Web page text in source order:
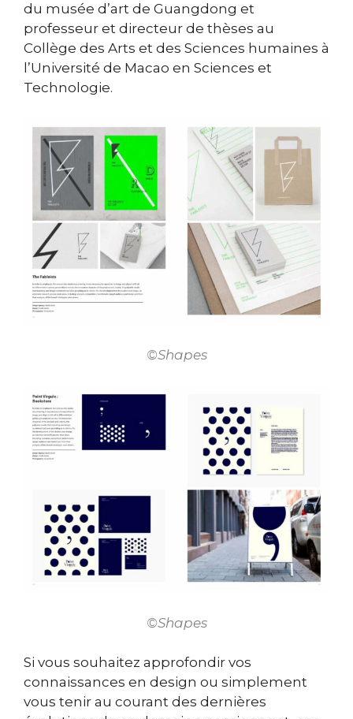
du musée d’art de Guangdong et
professeur et directeur de thèses au
Collège des Arts et des Sciences humaines à
l’Université de Macao en Sciences et
Technologie.
©Shapes
©Shapes
Si vous souhaitez approfondir vos
connaissances en design ou simplement
vous tenir au courant des dernières